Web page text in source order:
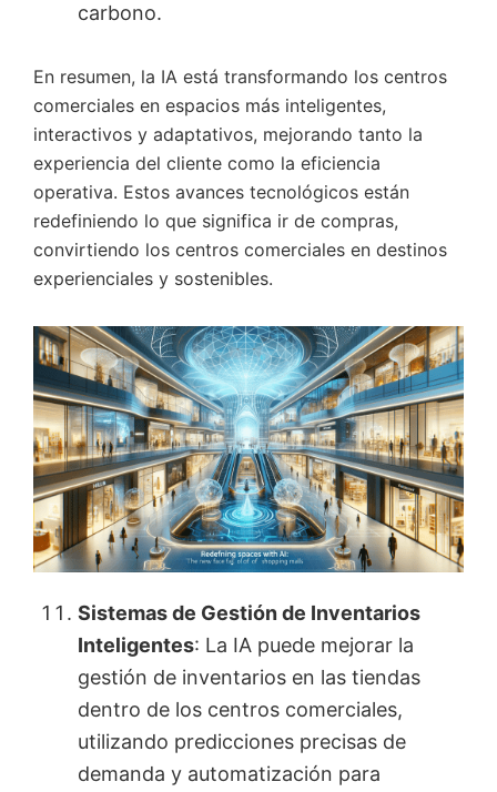
carbono.
En resumen, la IA está transformando los centros
comerciales en espacios más inteligentes,
interactivos y adaptativos, mejorando tanto la
experiencia del cliente como la eficiencia
operativa. Estos avances tecnológicos están
redefiniendo lo que significa ir de compras,
convirtiendo los centros comerciales en destinos
experienciales y sostenibles.
Sistemas de Gestión de Inventarios
Inteligentes: La IA puede mejorar la
gestión de inventarios en las tiendas
dentro de los centros comerciales,
utilizando predicciones precisas de
demanda y automatización para